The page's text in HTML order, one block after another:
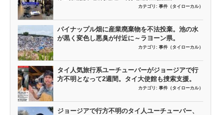
カテゴリ: 事件（タイローカル）
パイナップル畑に産業廃棄物を不法投棄。池の水
が黒く変色し悪臭が付近に～ラヨーン県。
カテゴリ: 事件（タイローカル）
タイ人気旅行系ユーチューバーがジョージアで行
方不明となって2週間。タイ大使館も捜索支援。
カテゴリ: 事件（タイローカル）
ジョージアで行方不明のタイ人ユーチューバー、